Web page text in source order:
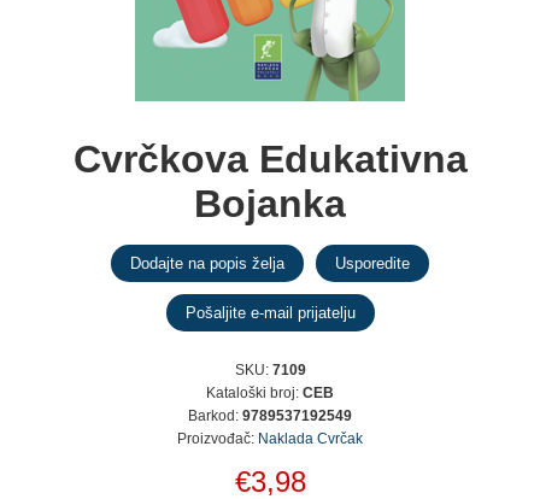
Cvrčkova Edukativna
Bojanka
SKU: 7109
Kataloški broj: CEB
Barkod: 9789537192549
Proizvođač: Naklada Cvrčak
€3,98